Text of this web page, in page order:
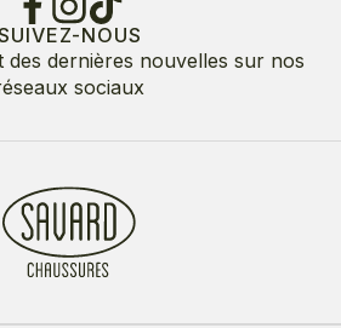
NOUS
des dernières nouvelles sur nos
sociaux